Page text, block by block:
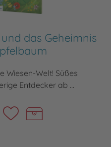
das Geheimnis
Wiesen-Welt! Süßes
Entdecker ab ...